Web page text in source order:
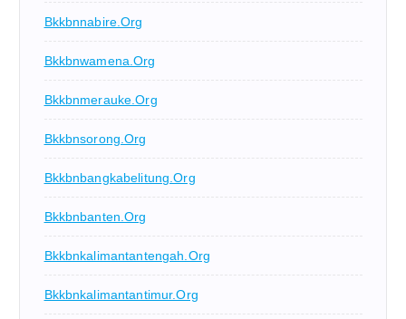
Bkkbnnabire.org
Bkkbnwamena.org
Bkkbnmerauke.org
Bkkbnsorong.org
Bkkbnbangkabelitung.org
Bkkbnbanten.org
Bkkbnkalimantantengah.org
Bkkbnkalimantantimur.org